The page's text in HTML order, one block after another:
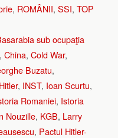
, ROMÂNII, SSI, TOP
sub ocupaţia
, China, Cold War,
Buzatu,
Hitler, INST, Ioan Scurtu,
Romaniei, Istoria
Nouzille, KGB, Larry
, Pactul Hitler-